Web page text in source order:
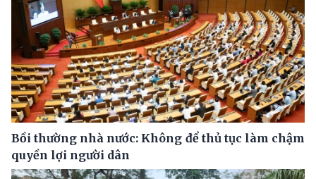
Bồi thường nhà nước: Không để thủ tục làm chậm
quyền lợi người dân